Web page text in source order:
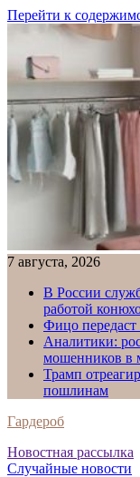
Перейти к
7 августа, 2026
В России
работой
Фицо передаст
Аналитики:
мошенников в
Трамп
пошлинам
Гардероб
Новостная рассылка
Случайные новости